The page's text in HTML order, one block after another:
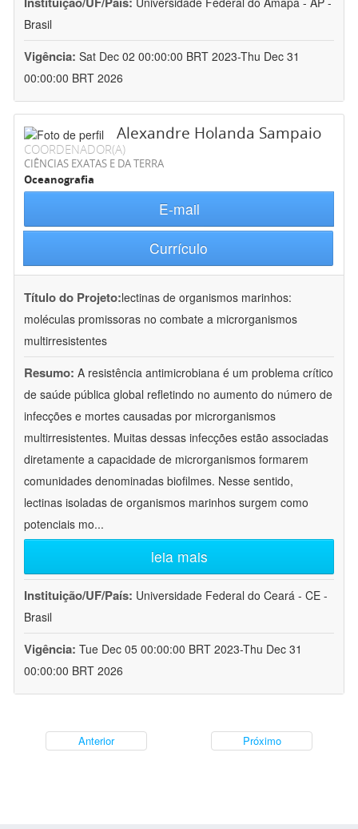
Brasil
Vigência: Sat Dec 02 00:00:00 BRT 2023-Thu Dec 31
00:00:00 BRT 2026
Alexandre Holanda Sampaio
COORDENADOR(A)
CIÊNCIAS EXATAS E DA TERRA
Oceanografia
E-mail
Currículo
Título do Projeto:lectinas de organismos marinhos:
moléculas promissoras no combate a microrganismos
multirresistentes
Resumo: A resistência antimicrobiana é um problema crítico
de saúde pública global refletindo no aumento do número de
infecções e mortes causadas por microrganismos
multirresistentes. Muitas dessas infecções estão associadas
diretamente a capacidade de microrganismos formarem
comunidades denominadas biofilmes. Nesse sentido,
lectinas isoladas de organismos marinhos surgem como
potenciais mo...
leia mais
Instituição/UF/País: Universidade Federal do Ceará - CE -
Brasil
Vigência: Tue Dec 05 00:00:00 BRT 2023-Thu Dec 31
00:00:00 BRT 2026
Anterior Próximo